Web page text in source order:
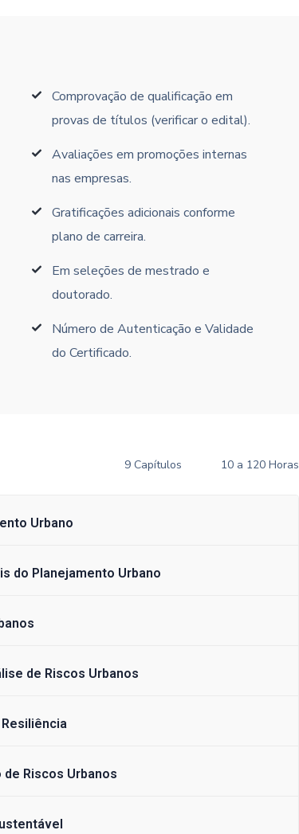
Comprovação de qualificação em
provas de títulos (verificar o edital).
Avaliações em promoções internas
nas empresas.
Gratificações adicionais conforme
plano de carreira.
Em seleções de mestrado e
doutorado.
Número de Autenticação e Validade
do Certificado.
9 Capítulos 10 a 120 Horas
Urbano
do Planejamento Urbano
de Riscos Urbanos
Riscos Urbanos